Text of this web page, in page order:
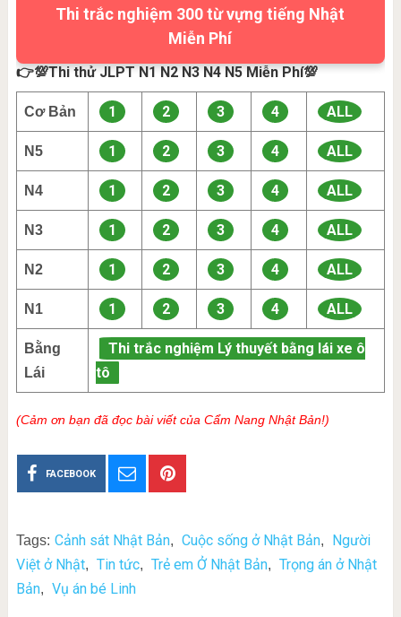
Thi trắc nghiệm 300 từ vựng tiếng Nhật
Miễn Phí
👉💯Thi thử JLPT N1 N2 N3 N4 N5 Miễn Phí💯
Cơ Bản 1 2 3 4 ALL
N5 1 2 3 4 ALL
N4 1 2 3 4 ALL
N3 1 2 3 4 ALL
N2 1 2 3 4 ALL
N1 1 2 3 4 ALL
Bằng
Lái
Thi trắc nghiệm Lý thuyết bằng lái xe ô
tô
(Cảm ơn bạn đã đọc bài viết của Cẩm Nang Nhật Bản!)
FACEBOOK
Tags: Cảnh sát Nhật Bản, Cuộc sống ở Nhật Bản,
Người
Việt ở Nhật, Tin tức, Trẻ em Ở Nhật Bản, Trọng án ở Nhật
Bản, Vụ án bé Linh